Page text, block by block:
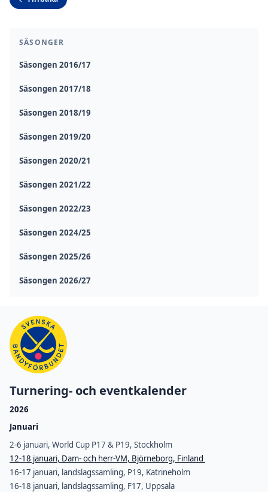
SÄSONGER
Säsongen 2016/17
Säsongen 2017/18
Säsongen 2018/19
Säsongen 2019/20
Säsongen 2020/21
Säsongen 2021/22
Säsongen 2022/23
Säsongen 2024/25
Säsongen 2025/26
Säsongen 2026/27
Turnering- och eventkalender
2026
Januari
2-6 januari, World Cup P17 & P19, Stockholm
12-18 januari, Dam- och herr-VM, Björneborg, Finland
16-17 januari, landslagssamling, P19, Katrineholm
16-18 januari, landslagssamling, F17, Uppsala